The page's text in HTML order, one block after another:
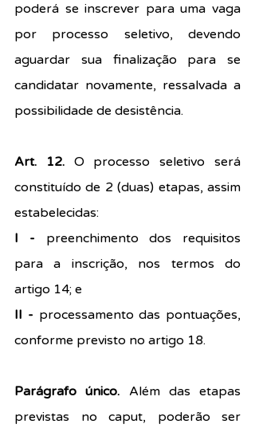
poderá se inscrever para uma vaga
por processo seletivo, devendo
aguardar sua finalização para se
candidatar novamente, ressalvada a
possibilidade de desistência.
Art. 12. O processo seletivo será
constituído de 2 (duas) etapas, assim
estabelecidas:
I - preenchimento dos requisitos
para a inscrição, nos termos do
artigo 14; e
II - processamento das pontuações,
conforme previsto no artigo 18.
Parágrafo único. Além das etapas
previstas no caput, poderão ser